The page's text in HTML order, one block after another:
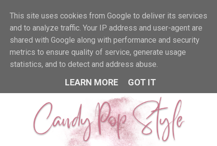
MENU
This site uses cookies from Google to deliver its services
and to analyze traffic. Your IP address and user-agent are
shared with Google along with performance and security
metrics to ensure quality of service, generate usage
statistics, and to detect and address abuse.
LEARN MORE GOT IT